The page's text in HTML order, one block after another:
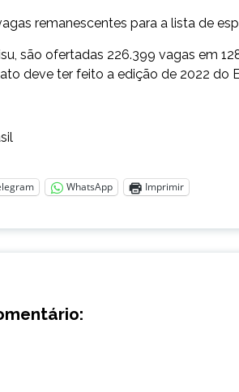
remanescentes para a lista de
são ofertadas 226.399 vagas em
deve ter feito a edição de 2022
WhatsApp Imprimir